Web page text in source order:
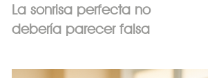
La sonrisa perfecta no
debería parecer falsa